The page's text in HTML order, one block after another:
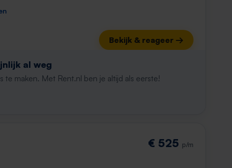
Bekijk & reageer →
al weg
te maken. Met Rent.nl ben je altijd als eerste!
€ 525 p/m